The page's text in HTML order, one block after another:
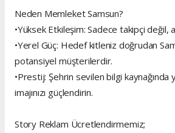
Neden Memleket Samsun?
•Yüksek Etkileşim: Sadece takipçi değil,
•Yerel Güç: Hedef kitleniz doğrudan
potansiyel müşterilerdir.
•Prestij: Şehrin sevilen bilgi kaynağında
imajınızı güçlendirin.
Story Reklam Ücretlendirmemiz;